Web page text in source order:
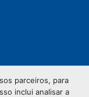
parceiros, para
inclui analisar a